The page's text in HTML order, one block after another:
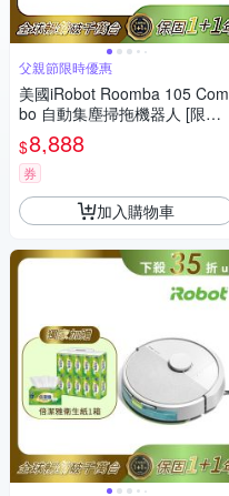
父親節限時優惠
美國iRobot Roomba 105 Com
bo 自動集塵掃拖機器人 [限時
優惠]
$8,888
券
加入購物車